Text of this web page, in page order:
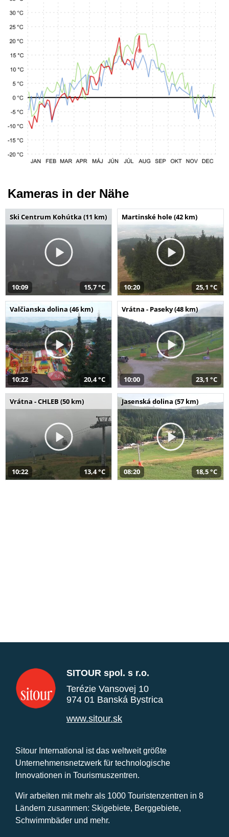
Kameras in der Nähe
Ski Centrum Kohútka (11 km)
10:09 15,7 °C
Martinské hole (42 km)
10:20 25,1 °C
Valčianska dolina (46 km)
10:22 20,4 °C
Vrátna - Paseky (48 km)
10:00 23,1 °C
Vrátna - CHLEB (50 km)
10:22 13,4 °C
Jasenská dolina (57 km)
08:20 18,5 °C
SITOUR spol. s r.o.
Terézie Vansovej 10
974 01 Banská Bystrica
www.sitour.sk
Sitour International ist das weltweit größte
Unternehmensnetzwerk für technologische
Innovationen in Tourismuszentren.
Wir arbeiten mit mehr als 1000 Touristenzentren in 8
Ländern zusammen: Skigebiete, Berggebiete,
Schwimmbäder und mehr.